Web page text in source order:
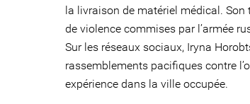
la livraison de matériel médical.
de violence commises par l’armée
Sur les réseaux sociaux, Iryna
rassemblements pacifiques contre
expérience dans la ville occupée.